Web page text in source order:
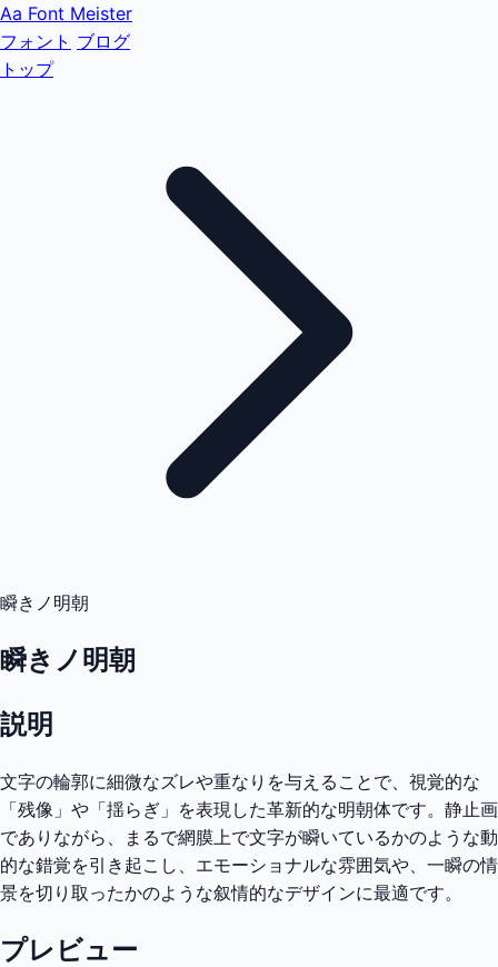
Aa Font Meister
フォント ブログ
トップ
瞬きノ明朝
瞬きノ明朝
説明
文字の輪郭に細微なズレや重なりを与えることで、視覚的な
「残像」や「揺らぎ」を表現した革新的な明朝体です。静止画
でありながら、まるで網膜上で文字が瞬いているかのような動
的な錯覚を引き起こし、エモーショナルな雰囲気や、一瞬の情
景を切り取ったかのような叙情的なデザインに最適です。
プレビュー